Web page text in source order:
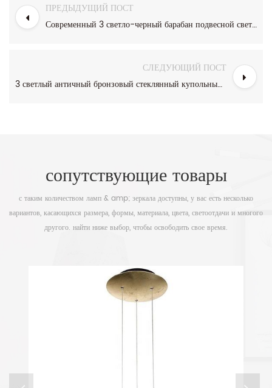
ПРЕДЫДУЩИЙ ПОСТ
Современный 3 светло-черный барабан подвесной светильник для кухонного острова
СЛЕДУЮЩИЙ ПОСТ
3 светлый античный бронзовый стеклянный купольный кластер светодиодный подвесной свет
сопутствующие товары
с таким количеством ламп & amp; зеркала доступны, у вас есть несколько
вариантов, касающихся размера, формы, материала, цвета, светоотдачи и многого
другого. найти ниже выбор, чтобы освободить свое время.